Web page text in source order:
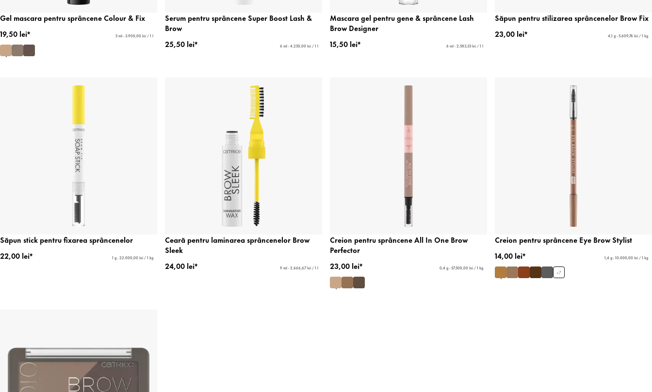
Gel mascara pentru sprâncene Colour & Fix
19,50 lei*
5 ml - 3.900,00 lei / 1 l
Serum pentru sprâncene Super Boost Lash &
Brow
25,50 lei*
6 ml - 4.250,00 lei / 1 l
Mascara gel pentru gene & sprâncene Lash
Brow Designer
15,50 lei*
6 ml - 2.583,33 lei / 1 l
Săpun pentru stilizarea sprâncenelor Brow Fix
23,00 lei*
4,1 g - 5.609,76 lei / 1 kg
Săpun stick pentru fixarea sprâncenelor
22,00 lei*
1 g - 22.000,00 lei / 1 kg
Ceară pentru laminarea sprâncenelor Brow
Sleek
24,00 lei*
9 ml - 2.666,67 lei / 1 l
Creion pentru sprâncene All In One Brow
Perfector
23,00 lei*
0,4 g - 57.500,00 lei / 1 kg
Creion pentru sprâncene Eye Brow Stylist
14,00 lei*
1,4 g - 10.000,00 lei / 1 kg
+7